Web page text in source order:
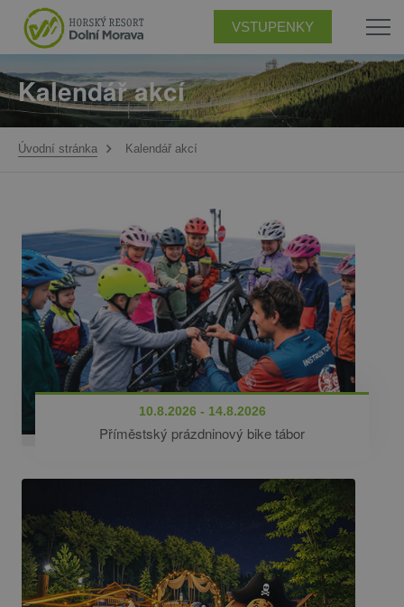
VSTUPENKY
Kalendář akcí
Úvodní stránka Kalendář akcí
10.8.2026 - 14.8.2026
Příměstský prázdninový bike tábor